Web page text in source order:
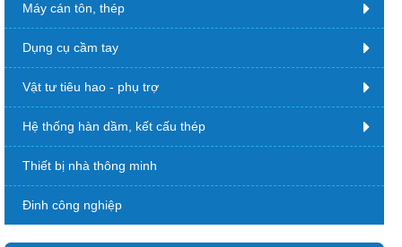
Máy cán tôn, thép
Dụng cụ cầm tay
Vật tư tiêu hao - phụ trợ
Hệ thống hàn dầm, kết cấu thép
Thiết bị nhà thông minh
Đinh công nghiệp